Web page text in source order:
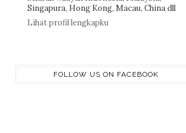
Singapura, Hong Kong, Macau, China dll
Lihat profil lengkapku
FOLLOW US ON FACEBOOK